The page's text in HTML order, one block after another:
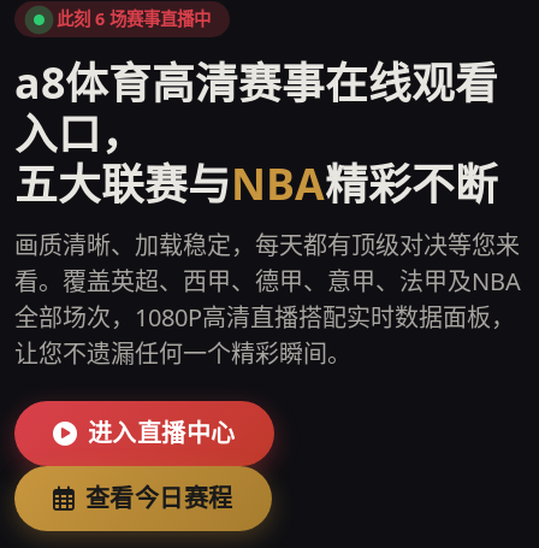
此刻 6 场赛事直播中
a8体育高清赛事在线观看
入口，
五大联赛与NBA精彩不断
画质清晰、加载稳定，每天都有顶级对决等您来
看。覆盖英超、西甲、德甲、意甲、法甲及NBA
全部场次，1080P高清直播搭配实时数据面板，
让您不遗漏任何一个精彩瞬间。
进入直播中心
查看今日赛程